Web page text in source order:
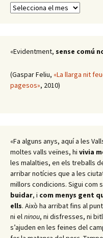
Arxiu
«Evidentment, sense comú
(Gaspar Feliu, «La llarga nit
pagesos», 2010)
«Fa alguns anys, aquí a les
moltes valls veïnes, hi vivia
les malalties, en els treballs
arribar notícies que a les
millors condicions. Sigui com
buidar, i com menys gent
ells. Això ha arribat fins al
ni elninou, ni disfresses, ni
s’ajuden en les feines del